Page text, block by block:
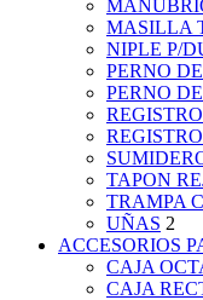
MASILLA
NIPLE P/
PERNO
PERNO
TAPON
TRAMPA
UÑAS 2
ACCESORIOS
CAJA
CAJA